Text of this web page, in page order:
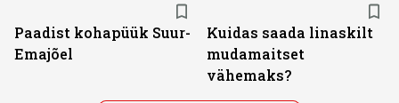
Paadist kohapüük Suur-
Emajõel
Kuidas saada linaskilt
mudamaitset
vähemaks?